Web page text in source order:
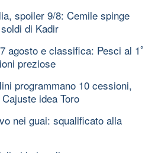
spoiler 9/8: Cemile spinge
di Kadir
agosto e classifica: Pesci al 1ﾟ
preziose
programmano 10 cessioni,
idea Toro
nei guai: squalificato alla